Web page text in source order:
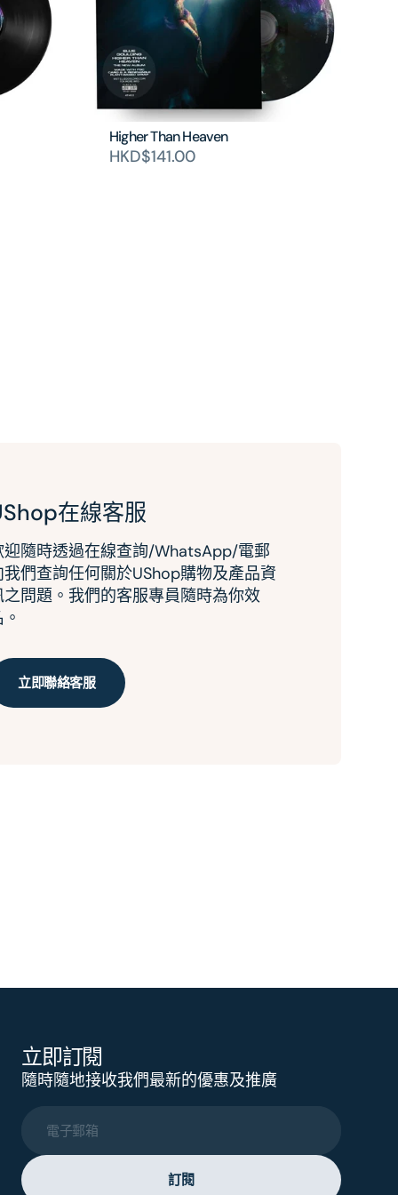
Higher Than Heaven
HKD$141.00
在線客服
迎隨時透過在線查詢/WhatsApp/電郵
我們查詢任何關於UShop購物及產品資
之問題。我們的客服專員隨時為你效
立即聯絡客服
立即訂閱
隨時隨地接收我們最新的優惠及推廣
電子郵箱
訂閱